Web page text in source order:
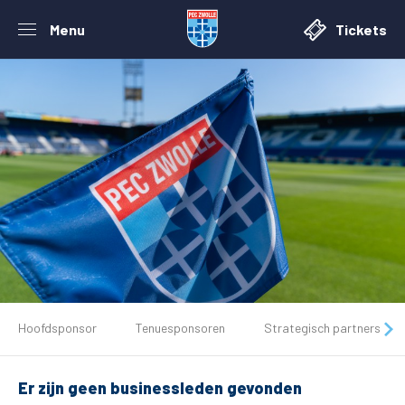
Menu Tickets
Tickets
Matchdays
Hoofdsponsor Tenuesponsoren Strategisch partners
Er zijn geen businessleden gevonden